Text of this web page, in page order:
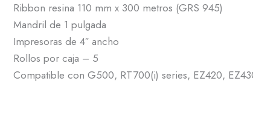
Ribbon resina 110 mm x 300 metros (GRS 945)
Mandril de 1 pulgada
Impresoras de 4″ ancho
Rollos por caja – 5
Compatible con G500, RT700(i) series, EZ420,